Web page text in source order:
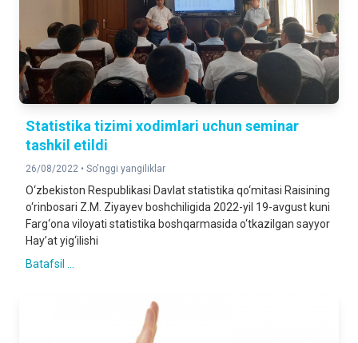
Statistika tizimi xodimlari uchun seminar
tashkil etildi
26/08/2022 • So'nggi yangiliklar
O‘zbekiston Respublikasi Davlat statistika qo‘mitasi Raisining
o‘rinbosari Z.M. Ziyayev boshchiligida 2022-yil 19-avgust kuni
Farg‘ona viloyati statistika boshqarmasida o‘tkazilgan sayyor
Hay’at yig‘ilishi
Batafsil ...